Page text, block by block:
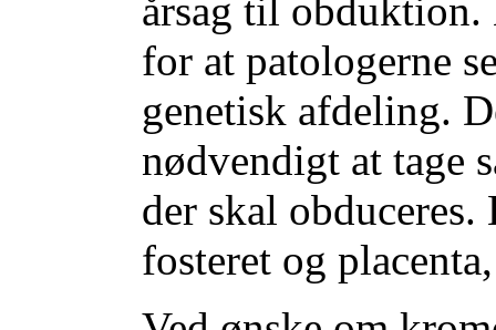
årsag til
for at patologerne
genetisk afdeling.
nødvendigt at tage
der skal
fosteret og